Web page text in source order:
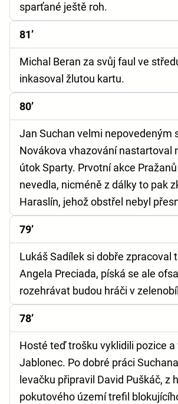
sparťané ještě roh.
81’
Michal Beran za svůj faul ve
inkasoval žlutou kartu.
80’
Jan Suchan velmi nepovedeným
Novákova vhazování nastartoval
útok Sparty. Prvotní akce
nevedla, nicméně z dálky to pak
Haraslín, jehož obstřel nebyl
79’
Lukáš Sadílek si dobře zpracoval
Angela Preciada, píská se ale
rozehrávat budou hráči v
78’
Hosté teď trošku vyklidili pozice a
Jablonec. Po dobré práci
levačku připravil David Puškáč, z
pokutového území trefil